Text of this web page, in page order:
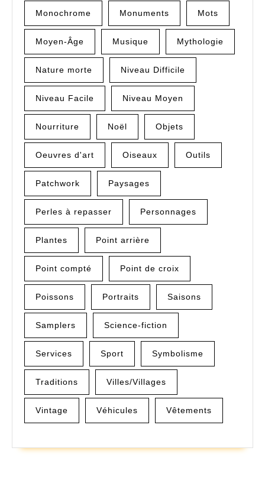
Monochrome Monuments Mots
Moyen-Âge Musique Mythologie
Nature morte Niveau Difficile
Niveau Facile Niveau Moyen
Nourriture Noël Objets
Oeuvres d'art Oiseaux Outils
Patchwork Paysages
Perles à repasser Personnages
Plantes Point arrière
Point compté Point de croix
Poissons Portraits Saisons
Samplers Science-fiction
Services Sport Symbolisme
Traditions Villes/Villages
Vintage Véhicules Vêtements